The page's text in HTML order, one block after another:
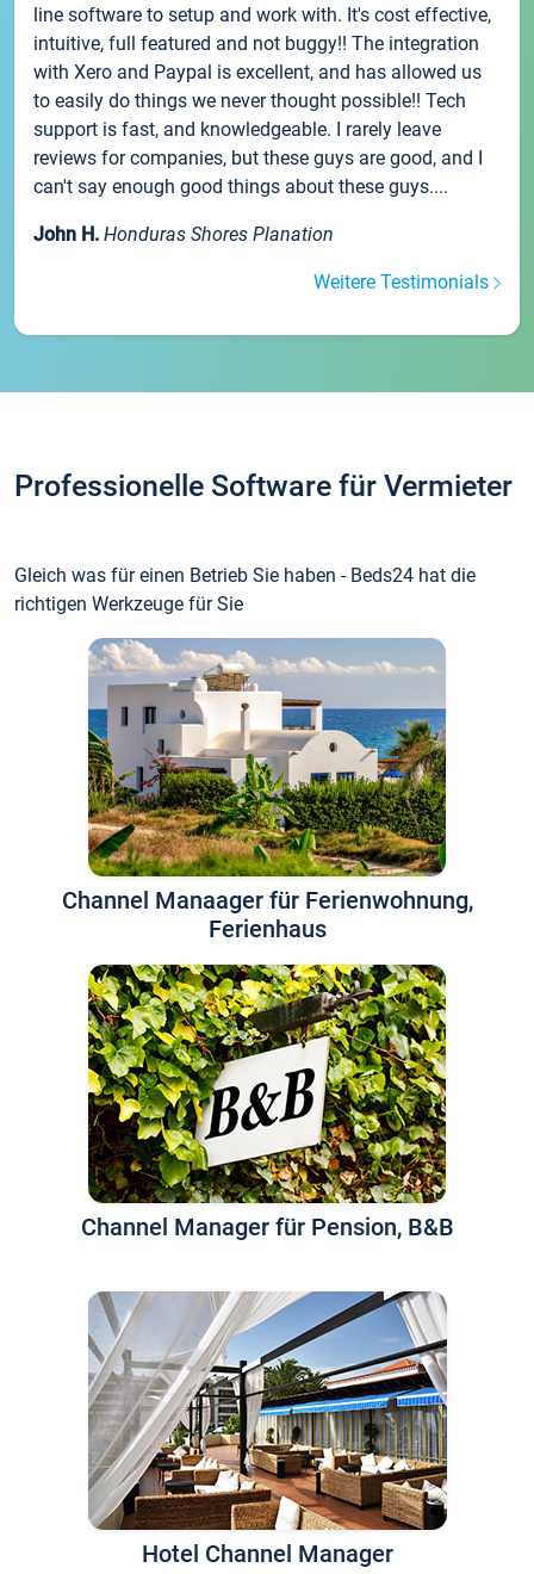
line software to setup and work with. It's cost effective,
intuitive, full featured and not buggy!! The integration
with Xero and Paypal is excellent, and has allowed us
to easily do things we never thought possible!! Tech
support is fast, and knowledgeable. I rarely leave
reviews for companies, but these guys are good, and I
can't say enough good things about these guys....
John H. Honduras Shores Planation
Weitere Testimonials
Professionelle Software für Vermieter
Gleich was für einen Betrieb Sie haben - Beds24 hat die
richtigen Werkzeuge für Sie
Channel Manaager für Ferienwohnung,
Ferienhaus
Channel Manager für Pension, B&B
Hotel Channel Manager